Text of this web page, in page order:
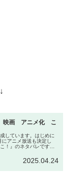
映画 アニメ化 こ
しています。はじめに
アニメ放送も決定し
！』のネタバレです。
2025.04.24